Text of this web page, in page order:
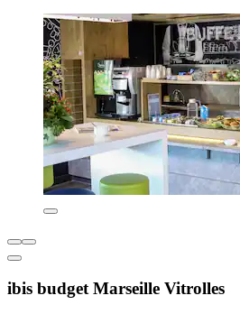
ibis budget Marseille Vitrolles